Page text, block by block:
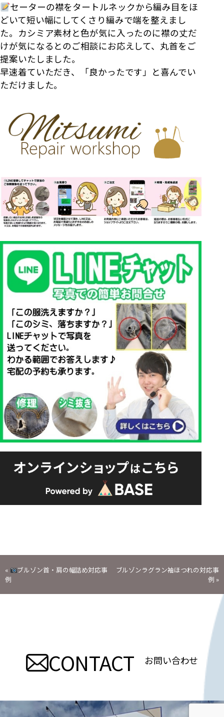
セーターの襟をタートルネックから編み目をほ
どいて短い幅にしてくさり編みで端を整えまし
た。カシミア素材と色が気に入ったのに襟の丈だ
けが気になるとのご相談にお応えして、丸首をご
提案いたしました。
早速着ていただき、「良かったです」と喜んでい
ただけました。
投
稿
シ
«
ブルゾン首・肩の幅詰め対応事
例
ブルゾンラグラン袖ほつれの対応事
例 »
CONTACT お問い合わせ